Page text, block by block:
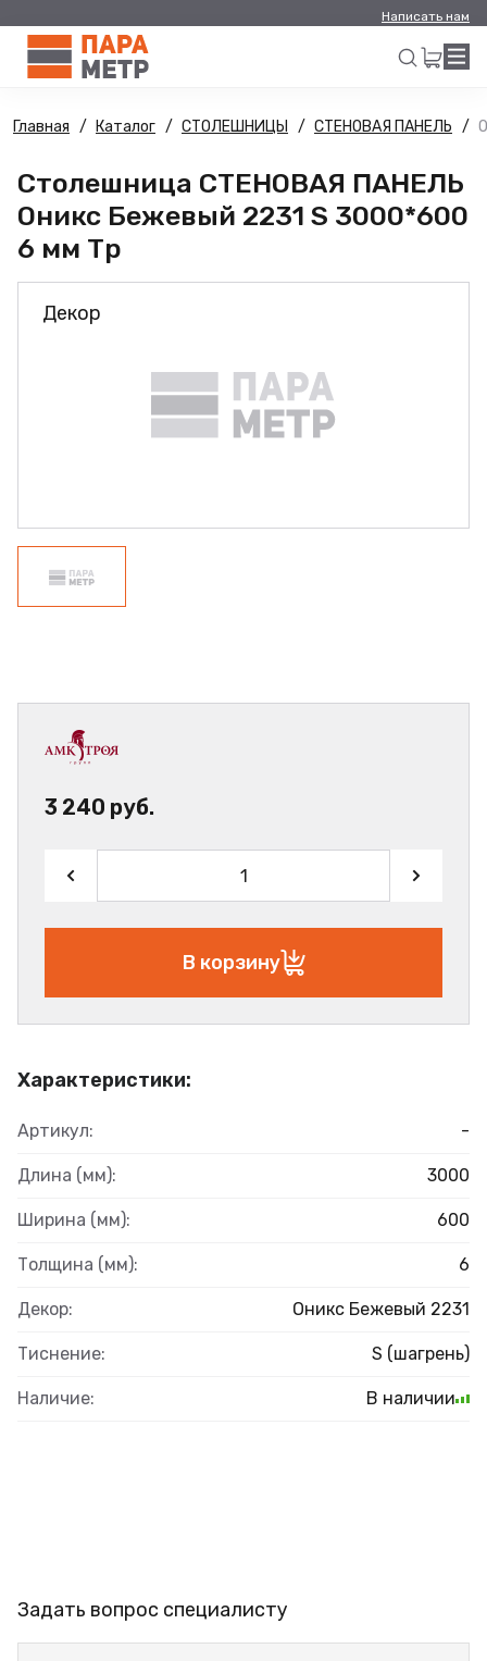
Написать нам
Искать
Главная Каталог СТОЛЕШНИЦЫ СТЕНОВАЯ ПАНЕЛЬ
Столешница СТЕНОВАЯ ПАНЕЛЬ
Оникс Бежевый 2231 S 3000*600
6 мм Тр
Декор
Характеристики:
Артикул: -
Длина (мм): 3000
Ширина (мм): 600
Толщина (мм): 6
Декор: Оникс Бежевый 2231
Тиснение: S (шагрень)
Наличие: В наличии
3 240 руб.
В корзину
Задать вопрос специалисту